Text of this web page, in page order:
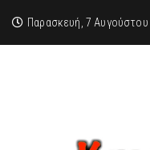
Παρασκευή, 7 Αυγούστου